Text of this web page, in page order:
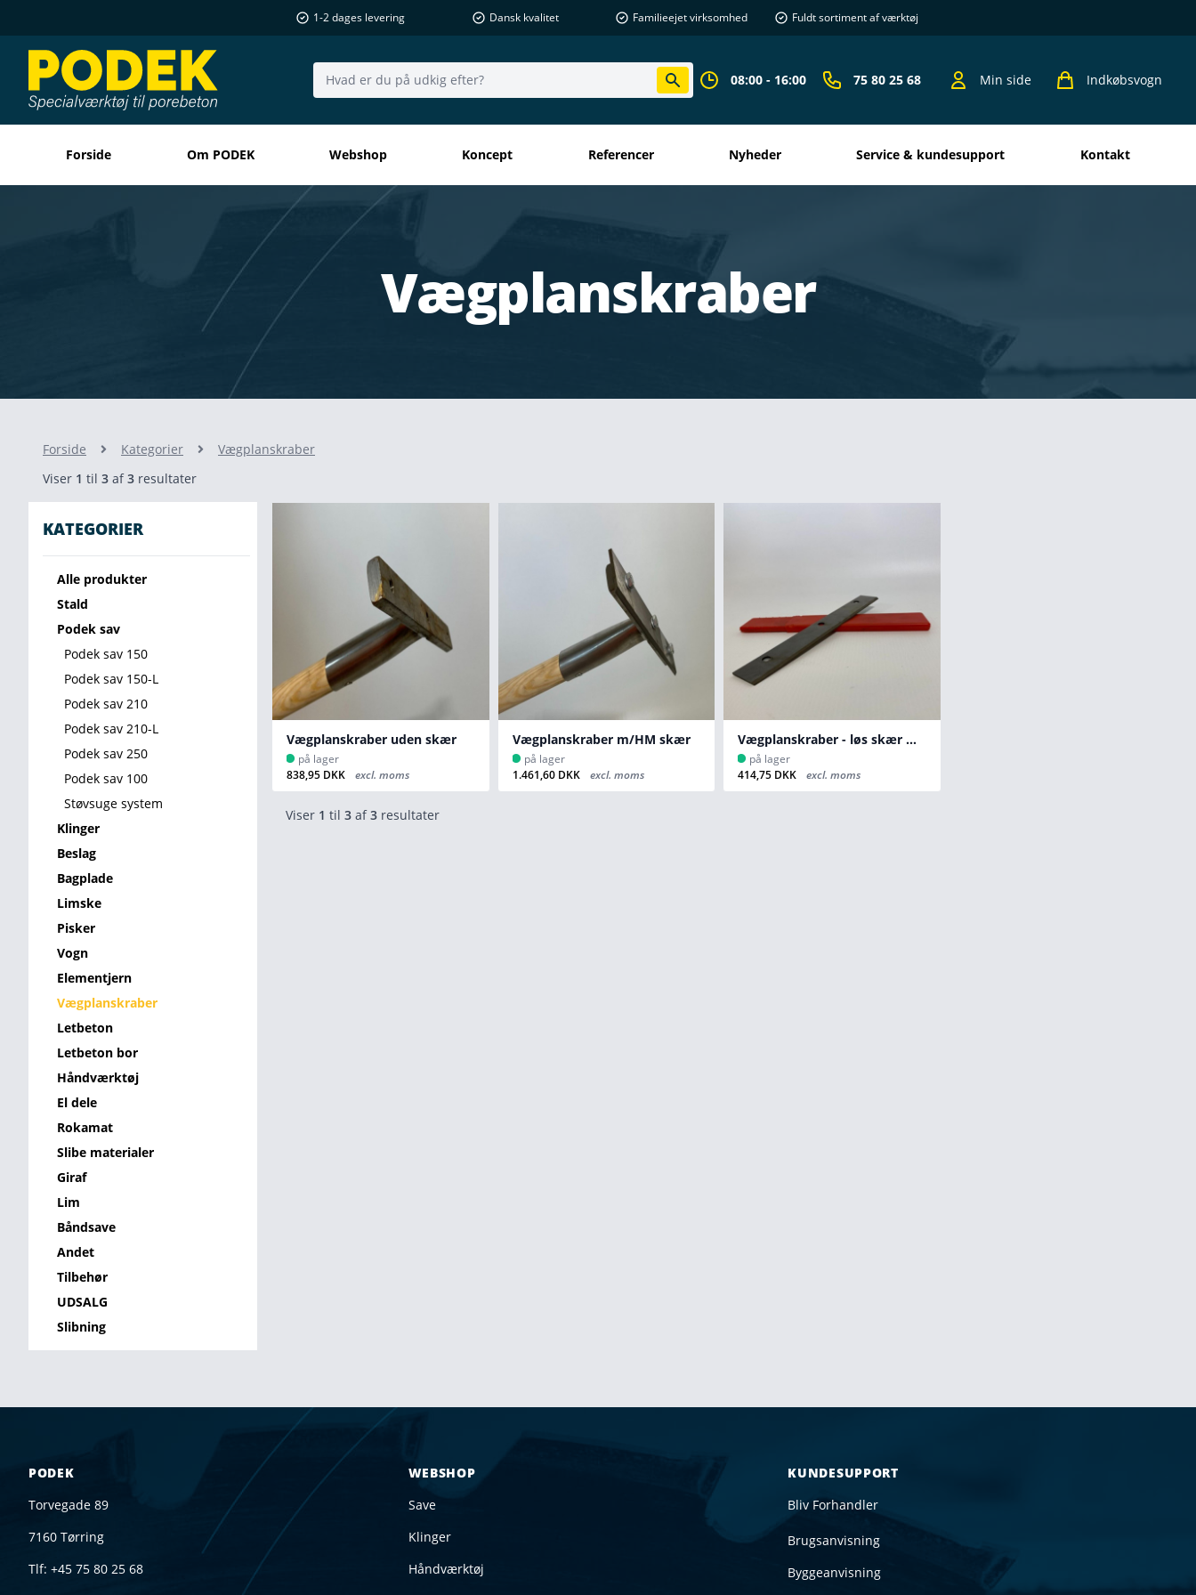
1-2 dages levering Dansk kvalitet Familieejet virksomhed Fuldt sortiment af værktøj
Søg.. 08:00 - 16:00 75 80 25 68 Min side Indkøbsvogn
Forside Om PODEK Webshop Koncept Referencer Nyheder Service & kundesupport kontakt
Vægplanskraber
Forside Kategorier
Vægplanskraber
Viser 1 til 3 af 3 resultater
KATEGORIER
Alle produkter
Stald
Podek sav
Podek sav 150
Podek sav 150-L
Podek sav 210
Podek sav 210-L
Podek sav 250
Podek sav 100
Støvsuge system
Klinger
Beslag
Bagplade
Limske
Pisker
Vogn
Elementjern
Vægplanskraber
Letbeton
Letbeton bor
Håndværktøj
El dele
Rokamat
Slibe materialer
Giraf
Lim
Båndsave
Andet
Tilbehør
UDSALG
Slibning
Vægplanskraber uden skær
på lager
838,95 DKK
excl. moms
Vægplanskraber m/HM skær
på lager
1.461,60 DKK
excl. moms
Vægplanskraber - løs skær HM
på lager
414,75 DKK
excl. moms
Viser 1 til 3 af 3 resultater
PODEK
Torvegade 89
7160 Tørring
Tlf: +45 75 80 25 68
WEBSHOP
Save
Klinger
Håndværktøj
KUNDESUPPORT
Bliv Forhandler
Brugsanvisning
Byggeanvisning